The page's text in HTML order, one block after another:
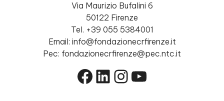
Via Maurizio Bufalini 6
50122 Firenze
Tel. +39 055 5384001
Email: info@fondazionecrfirenze.it
Pec: fondazionecrfirenze@pec.ntc.it
Facebook
LinkedIn
Instagram
YouTube